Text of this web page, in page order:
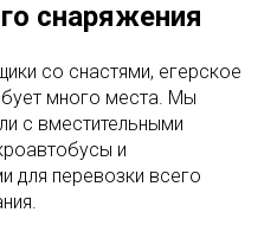
снаряжения
со снастями, егерское
много места. Мы
с вместительными
и
для перевозки всего